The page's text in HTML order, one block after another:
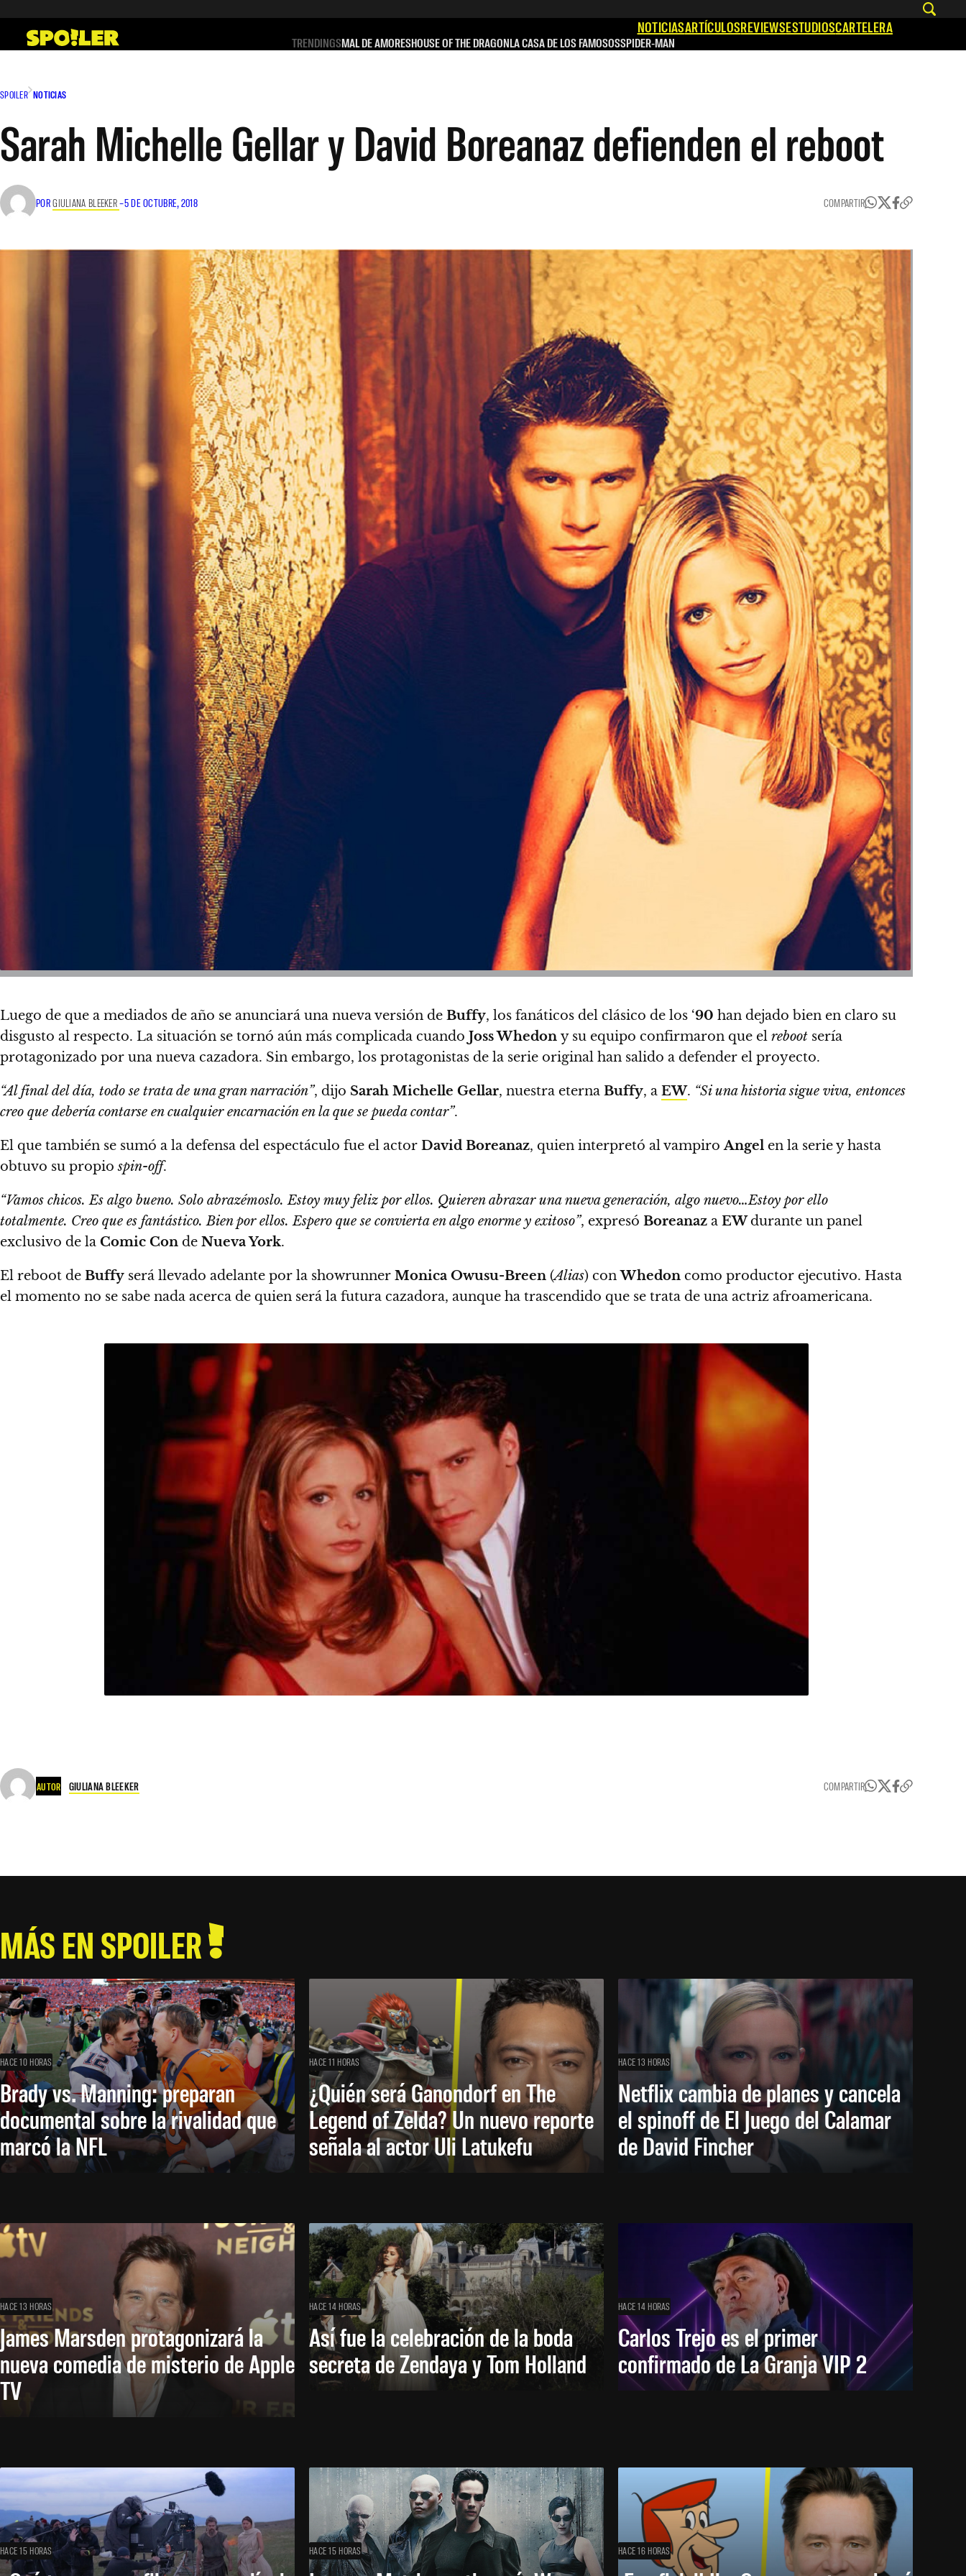
contenido
NOTICIASARTÍCULOSREVIEWSESTUDIOSCARTELERA
TRENDINGSMAL DE AMORESHOUSE OF THE DRAGONLA CASA DE LOS FAMOSOSSPIDER-MAN
SPOILER NOTICIAS
Sarah Michelle Gellar y David Boreanaz defienden el reboot
PORGIULIANA BLEEKER–5 DE OCTUBRE, 2018 COMPARTIR
Luego de que a mediados de año se anunciará una nueva versión de Buffy, los fanáticos del clásico de los ‘90 han dejado bien en claro su
disgusto al respecto. La situación se tornó aún más complicada cuando Joss Whedon y su equipo confirmaron que el reboot sería
protagonizado por una nueva cazadora. Sin embargo, los protagonistas de la serie original han salido a defender el proyecto.
“Al final del día, todo se trata de una gran narración”, dijo Sarah Michelle Gellar, nuestra eterna Buffy, a EW. “Si una historia sigue viva, entonces
creo que debería contarse en cualquier encarnación en la que se pueda contar”.
El que también se sumó a la defensa del espectáculo fue el actor David Boreanaz, quien interpretó al vampiroAngel en la serie y hasta
obtuvo su propiospin-off.
“Vamos chicos. Es algo bueno. Solo abrazémoslo. Estoy muy feliz por ellos. Quieren abrazar una nueva generación, algo nuevo…Estoy por ello
totalmente. Creo que es fantástico. Bien por ellos.Espero que se convierta en algo enorme y exitoso”, expresó Boreanaz a EWdurante un panel
exclusivo de la Comic Con de Nueva York.
El reboot de Buffy será llevado adelante por la showrunner Monica Owusu-Breen (Alias) conWhedon como productor ejecutivo. Hasta
el momento no se sabe nada acerca de quien será la futura cazadora, aunque ha trascendido que se trata de una actriz afroamericana.
AUTOR GIULIANA BLEEKER COMPARTIR
MÁS EN SPOILER
HACE 10 HORAS
Brady vs. Manning: preparan
documental sobre la rivalidad que
marcó la NFL
HACE 11 HORAS
¿Quién será Ganondorf en The
Legend of Zelda? Un nuevo reporte
señala al actor Uli Latukefu
HACE 13 HORAS
Netflix cambia de planes y cancela
el spinoff de El Juego del Calamar
de David Fincher
HACE 13 HORAS
James Marsden protagonizará la
nueva comedia de misterio de Apple
TV
HACE 14 HORAS
Así fue la celebración de la boda
secreta de Zendaya y Tom Holland
HACE 14 HORAS
Carlos Trejo es el primer
confirmado de La Granja VIP 2
HACE 15 HORAS HACE 15 HORAS HACE 16 HORAS